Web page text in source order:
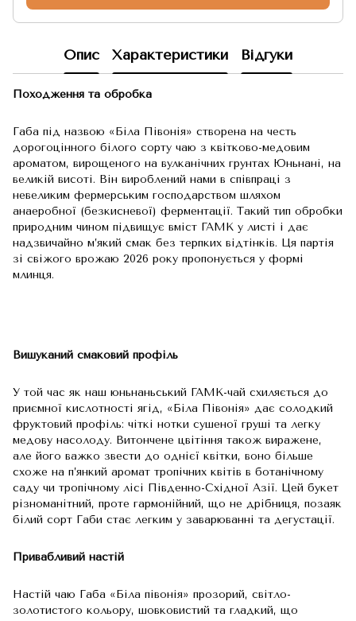
Опис Характеристики Відгуки
Походження та обробка
Габа під назвою «Біла Півонія» створена на честь
дорогоцінного білого сорту чаю з квітково-медовим
ароматом, вирощеного на вулканічних грунтах Юньнані, на
великій висоті. Він вироблений нами в співпраці з
невеликим фермерським господарством шляхом
анаеробної (безкисневої) ферментації. Такий тип обробки
природним чином підвищує вміст ГАМК у листі і дає
надзвичайно м’який смак без терпких відтінків. Ця партія
зі свіжого врожаю 2026 року пропонується у формі
млинця.
Вишуканий смаковий профіль
У той час як наш юньнаньський ГАМК-чай схиляється до
приємної кислотності ягід, «Біла Півонія» дає солодкий
фруктовий профіль: чіткі нотки сушеної груші та легку
медову насолоду. Витончене цвітіння також виражене,
але його важко звести до однієї квітки, воно більше
схоже на п’янкий аромат тропічних квітів в ботанічному
саду чи тропічному лісі Південно-Східної Азії. Цей букет
різноманітний, проте гармонійний, що не дрібниця, позаяк
білий сорт Габи стає легким у заварюванні та дегустації.
Привабливий настій
Настій чаю Габа «Біла півонія» прозорий, світло-
золотистого кольору, шовковистий та гладкий, що